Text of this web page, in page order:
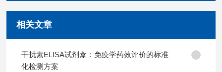
相关文章
干扰素ELISA试剂盒：免疫学药效评价的标准
化检测方案